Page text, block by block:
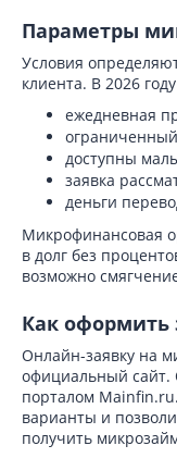
Параметры
Условия
клиента. В 2026
ежедневная
доступны
заявка
деньги
Микрофинансовая
в долг без
возможно
Как оформить
Онлайн-заявку на
официальный сайт.
порталом
варианты и
получить